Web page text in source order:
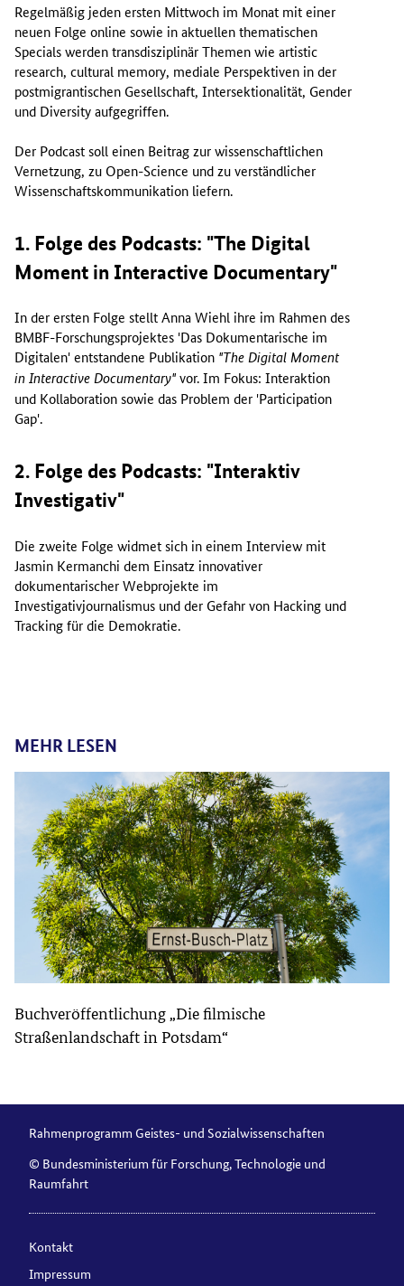
Regelmäßig jeden ersten Mittwoch im Monat mit einer
neuen Folge online sowie in aktuellen thematischen
Specials werden transdisziplinär Themen wie artistic
research, cultural memory, mediale Perspektiven in der
postmigrantischen Gesellschaft, Intersektionalität, Gender
und Diversityaufgegriffen.
Der Podcast soll einen Beitrag zur wissenschaftlichen
Vernetzung, zu Open-Science und zu verständlicher
Wissenschaftskommunikation liefern.
1. Folge des Podcasts: "The Digital
Moment in Interactive Documentary"
In der ersten Folge stellt Anna Wiehl ihre im Rahmen des
BMBF-Forschungsprojektes 'Das Dokumentarische im
Digitalen' entstandene Publikation "The Digital Moment
in Interactive Documentary" vor. Im Fokus: Interaktion
und Kollaboration sowie das Problem der 'Participation
Gap'.
2. Folge des Podcasts: "Interaktiv
Investigativ"
Die zweite Folge widmet sich in einem Interview mit
Jasmin Kermanchi dem Einsatz innovativer
dokumentarischer Webprojekte im
Investigativjournalismus und der Gefahr von Hacking und
Tracking für die Demokratie.
MEHR LESEN
Buchveröffentlichung „Die filmische
Straßenlandschaft in Potsdam“
Rahmenprogramm Geistes- und Sozialwissenschaften
© Bundesministerium für Forschung, Technologie und
Raumfahrt
Kontakt
Impressum